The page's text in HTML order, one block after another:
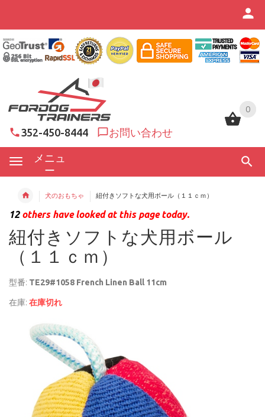
0
352-450-8444 お問い合わせ
メニュ
ー
0
犬のおもちゃ 紐付きソフトな犬用ボール（１１ｃｍ）
12others have looked at this page today.
紐付きソフトな犬用ボール
（１１ｃｍ）
型番: TE29#1058 French Linen Ball 11cm
在庫: 在庫切れ